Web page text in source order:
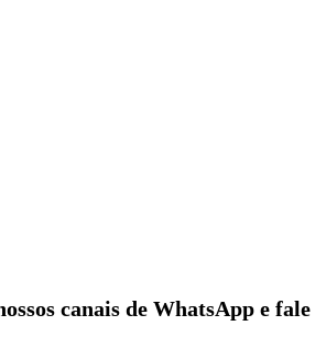
canais de WhatsApp e fale